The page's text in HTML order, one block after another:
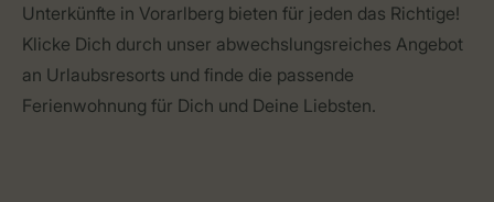
Unterkünfte in Vorarlberg bieten für jeden das Richtige!
Klicke Dich durch unser abwechslungsreiches Angebot
an Urlaubsresorts und finde die passende
Ferienwohnung für Dich und Deine Liebsten.